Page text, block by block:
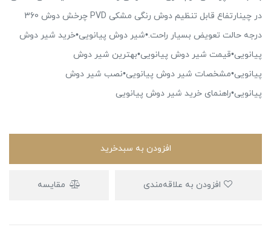
در چینارتفاع قابل تنظیم دوش رنگی مشکی PVD چرخش دوش 360
درجه حالت تعویض بسیار راحت.•شیر دوش پیانویی•خرید شیر دوش
پیانویی•قیمت شیر دوش پیانویی•بهترین شیر دوش
پیانویی•مشخصات شیر دوش پیانویی•نصب شیر دوش
پیانویی•راهنمای خرید شیر دوش پیانویی
افزودن به سبدخرید
مقایسه